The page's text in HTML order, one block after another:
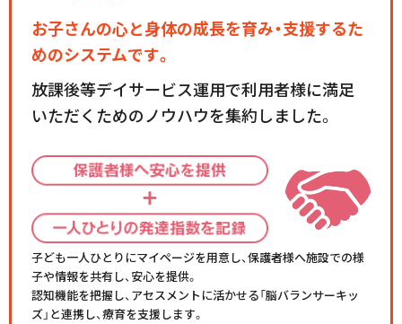
お子さんの心と身体の成長を育み・支援するた
めのシステムです。
放課後等デイサービス運用で利用者様に満足
いただくためのノウハウを集約しました。
子ども一人ひとりにマイページを用意し、保護者様へ施設での様
子や情報を共有し、安心を提供。
認知機能を把握し、アセスメントに活かせる「脳バランサーキッ
ズ」と連携し、療育を支援します。